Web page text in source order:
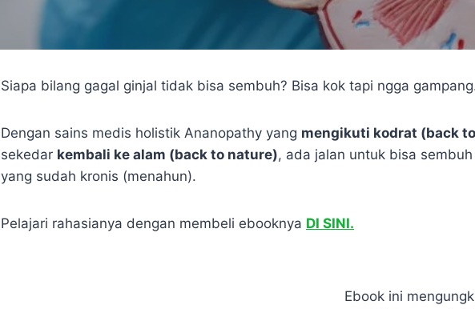
Siapa bilang gagal ginjal tidak bisa sembuh? Bisa kok tapi ngga
Dengan sains medis holistik Ananopathy yang mengikuti kodrat (back to
sekedar kembali ke alam (back to nature), ada jalan untuk bisa
yang sudah kronis (menahun).
Pelajari rahasianya dengan membeli ebooknya DI SINI.
Ebook ini